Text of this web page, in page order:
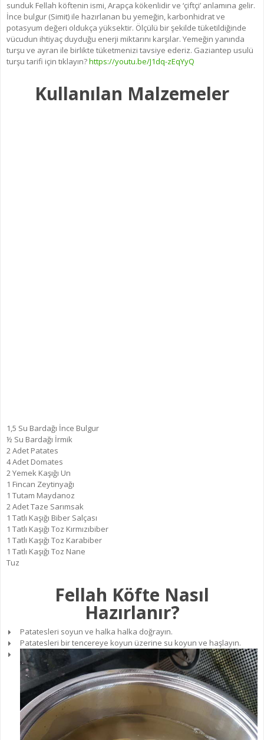
sunduk Fellah köftenin ismi, Arapça kökenlidir ve ‘çiftçi’ anlamına gelir.
İnce bulgur (Simit) ile hazırlanan bu yemeğin, karbonhidrat ve
potasyum değeri oldukça yüksektir. Ölçülü bir şekilde tüketildiğinde
vücudun ihtiyaç duyduğu enerji miktarını karşılar. Yemeğin yanında
turşu ve ayran ile birlikte tüketmenizi tavsiye ederiz. Gaziantep usulü
turşu tarifi için tıklayın?https://youtu.be/J1dq-zEqYyQ
Kullanılan Malzemeler
1,5 Su Bardağı İnce Bulgur
½ Su Bardağı İrmik
2 Adet Patates
4 Adet Domates
2 Yemek Kaşığı Un
1 Fincan Zeytinyağı
1 Tutam Maydanoz
2 Adet Taze Sarımsak
1 Tatlı Kaşığı Biber Salçası
1 Tatlı Kaşığı Toz Kırmızıbiber
1 Tatlı Kaşığı Toz Karabiber
1 Tatlı Kaşığı Toz Nane
Tuz
Fellah Köfte Nasıl
Hazırlanır?
Patatesleri soyun ve halka halka doğrayın.
Patatesleri bir tencereye koyun üzerine su koyun ve haşlayın.